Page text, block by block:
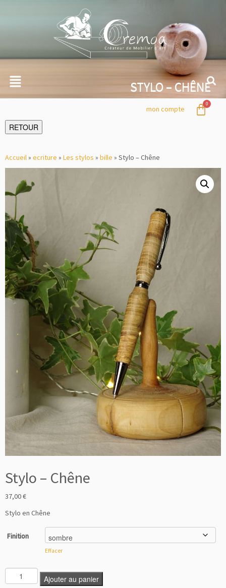
STYLO – CHÊNE
mon compte
RETOUR
Accueil» ecriture » Les stylos » bille » Stylo – Chêne
Stylo – Chêne
37,00€
Stylo en Chêne
Finition
Effacer
Ajouter au panier